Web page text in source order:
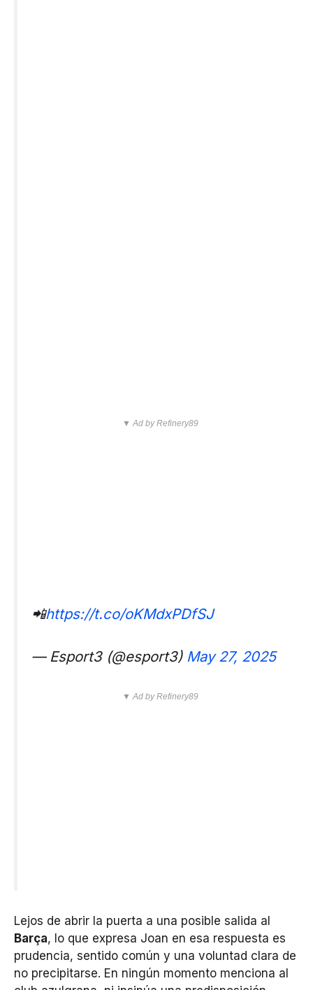
▼ Ad by Refinery89
📲https://t.co/oKMdxPDfSJ
— Esport3 (@esport3) May 27, 2025
▼ Ad by Refinery89
Lejos de abrir la puerta a una posible salida al
Barça, lo que expresa Joan en esa respuesta es
prudencia, sentido común y una voluntad clara de
no precipitarse. En ningún momento menciona al